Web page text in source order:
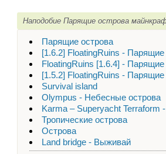
Наподобие Парящие острова
Парящие острова
[1.6.2] FloatingRuins - Парящие
FloatingRuins [1.6.4] - Парящие
[1.5.2] FloatingRuins - Парящие
Survival island
Olympus - Небесные острова
Karma – Superyacht Terraform
Тропические острова
Острова
Land bridge - Выживай